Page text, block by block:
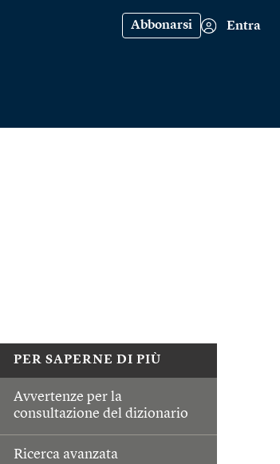
Abbonarsi Entra
PER SAPERNE DI PIÙ
Avvertenze per la
consultazione del dizionario
Ricerca avanzata